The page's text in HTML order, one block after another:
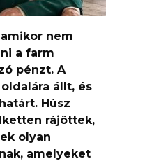
nem
a farm
pénzt. A
állt, és
Húsz
rájöttek,
olyan
amelyeket